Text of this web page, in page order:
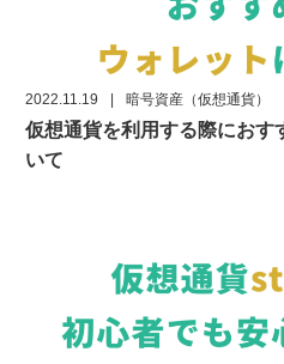
2022.11.19 暗号資産（仮想通貨）
仮想通貨を利用する際におす
いて